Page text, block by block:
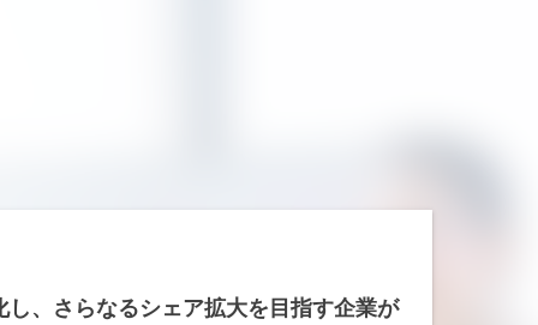
、さらなるシェア拡大を目指す企業が